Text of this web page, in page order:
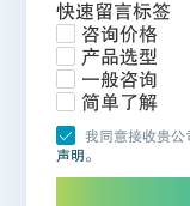
快速留言标签
咨询价格
产品选型
一般咨询
简单了解
我同意接收贵公
声明。